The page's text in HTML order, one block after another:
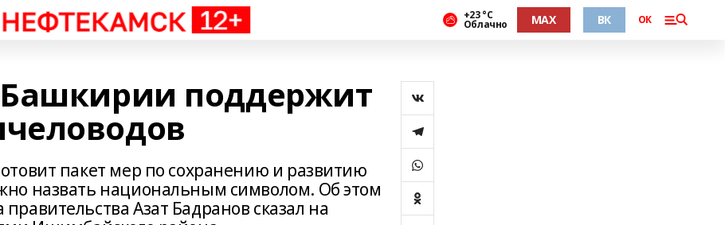
+23 °С
Облачно MAX ВК ОК
Башкирии поддержит
пакет мер по сохранению и развитию
назвать национальным символом. Об этом
Азат Бадранов сказал на